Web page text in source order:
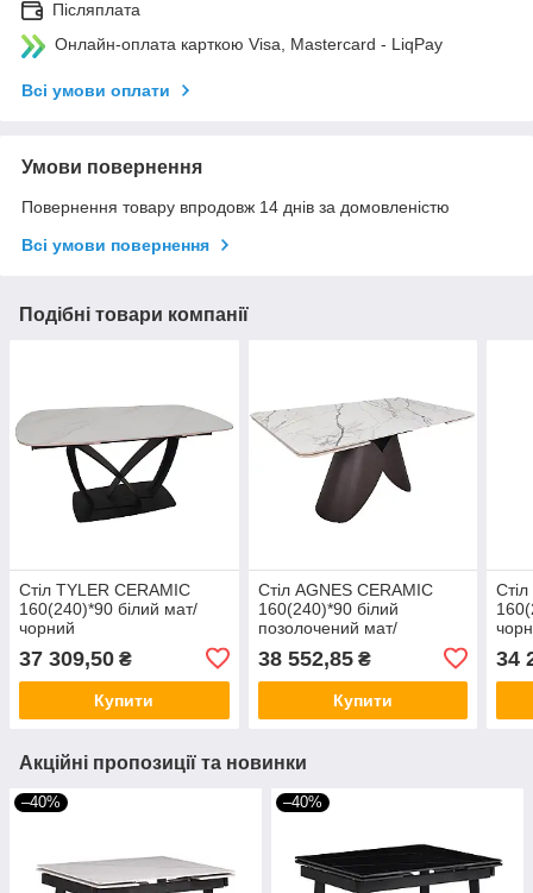
Післяплата
Онлайн-оплата карткою Visa, Mastercard - LiqPay
Всі умови оплати
Умови повернення
Повернення товару впродовж 14 днів за домовленістю
Всі умови повернення
Подібні товари компанії
Стіл TYLER CERAMIC
160(240)*90 білий мат/
чорний
37 309,50 ₴
Купити
Стіл AGNES CERAMIC
160(240)*90 білий
позолочений мат/
38 552,85₴
Купити
34
Акційні пропозиції та новинки
–40% –40%